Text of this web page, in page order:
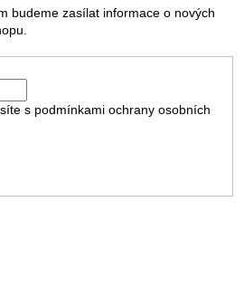
budeme zasílat informace o nových
s podmínkami ochrany osobních